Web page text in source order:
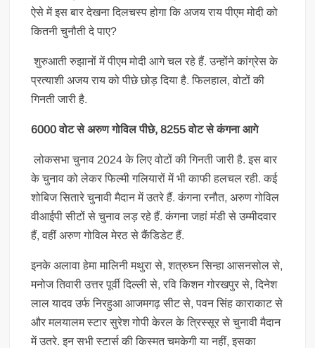
ऐसे में इस बार देखना दिलचस्प होगा कि अजय राय पीएम मोदी को
कितनी चुनौती दे पाए?
शुरुआती रुझानों में पीएम मोदी आगे चल रहे हैं. उन्होंने कांग्रेस के
प्रत्याशी अजय राय को पीछे छोड़ दिया है. फिलहाल, वोटों की
गिनती जारी है.
6000 वोट से अरुण गोव‍िल पीछे, 8255 वोट से कंगना आगे
लोकसभा चुनाव 2024 के लिए वोटों की गिनती जारी है. इस बार
के चुनाव को लेकर फिल्मी गलियारों में भी काफी हलचल रही. कई
शोबिज सितारे चुनावी मैदान में उतरे हैं. कंगना रनौत, अरुण गोविल
वीआईपी सीटों से चुनाव लड़ रहे हैं. कंगना जहां मंडी से उम्मीदवार
हैं, वहीं अरुण गोविल मेरठ से कैंडिडेट हैं.
इनके अलावा हेमा मालिनी मथुरा से, शत्रुघ्न सिन्हा आसनसोल से,
मनोज तिवारी उत्तर पूर्वी दिल्ली से, रवि किशन गोरखपुर से, दिनेश
लाल यादव उर्फ निरहुआ आजमगढ़ सीट से, पवन सिंह काराकाट से
और मलयालम स्टार सुरेश गोपी केरल के त्रिस्सूर से चुनावी मैदान
में उतरे. इन सभी स्टार्स की किस्मत चमकेगी या नहीं, इसका